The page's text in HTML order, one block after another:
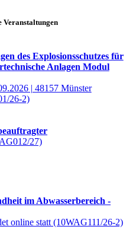
Veranstaltungen
des Explosionsschutzes für
Anlagen Modul
| 48157 Münster
26-2)
27)
im Abwasserbereich -
online statt (10WAG111/26-2)